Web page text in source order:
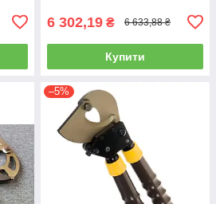
6 302,19 ₴ 6 633,88 ₴
Купити
–5%